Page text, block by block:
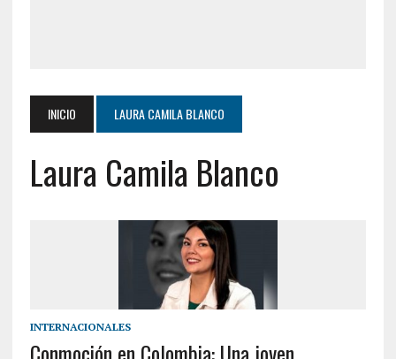
INICIO LAURA CAMILA BLANCO
Laura Camila Blanco
INTERNACIONALES